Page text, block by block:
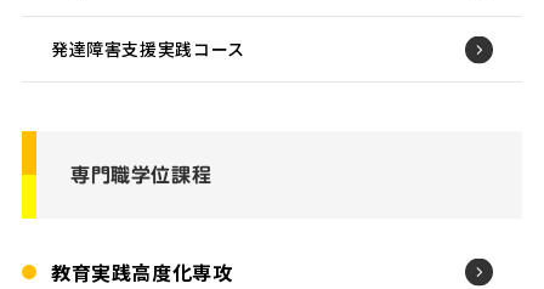
発達障害支援実践コース
専門職学位課程
教育実践高度化専攻